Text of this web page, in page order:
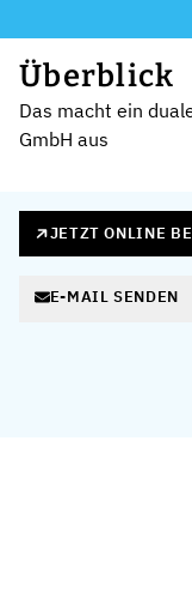
Überblick
Das macht ein
GmbH aus
JETZT ONLINE
E-MAIL SENDEN